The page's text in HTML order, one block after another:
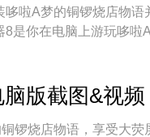
啦A梦的铜锣烧店物语
是你在电脑上游玩哆
烧店物语宛如电脑游戏；
版截图&视频
锣烧店物语，享受大